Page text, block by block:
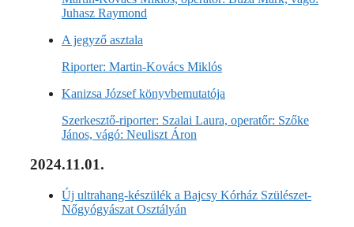
Juhasz Raymond
A jegyző asztala
Riporter: Martin-Kovács Miklós
Kanizsa József könyvbemutatója
Szerkesztő-riporter: Szalai Laura, operatőr: Szőke
János, vágó: Neuliszt Áron
2024.11.01.
Új ultrahang-készülék a Bajcsy Kórház Szülészet-
Nőgyógyászat Osztályán